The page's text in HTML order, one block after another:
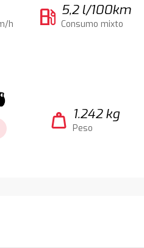
h local_gas_station 5,2 l/100km
Consumo mixto
weight 1.242 kg
Peso